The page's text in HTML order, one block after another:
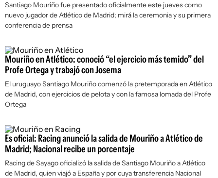
Santiago Mouriño fue presentado oficialmente este jueves como
nuevo jugador de Atlético de Madrid; mirá la ceremonia y su primera
conferencia de prensa
Mouriño en Atlético: conoció “el ejercicio más temido” del
Profe Ortega y trabajó con Josema
El uruguayo Santiago Mouriño comenzó la pretemporada en Atlético
de Madrid, con ejercicios de pelota y con la famosa lomada del Profe
Ortega
Es oficial: Racing anunció la salida de Mouriño a Atlético de
Madrid; Nacional recibe un porcentaje
Racing de Sayago oficializó la salida de Santiago Mouriño a Atlético
de Madrid, quien viajó a España y por cuya transferencia Nacional